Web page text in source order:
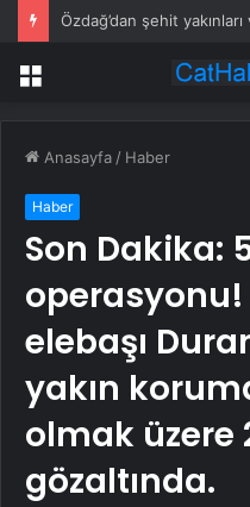
Menü
Anasayfa / Haber
Haber
Son Dakika:
elebaşı
yakın
olmak üzere
gözaltında.